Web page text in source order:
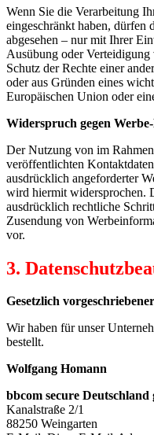
Wenn Sie die Verarbeitung
eingeschränkt haben, dürfen
abgesehen – nur mit Ihrer
Ausübung oder Verteidigung
Schutz der Rechte einer
oder aus Gründen eines
Europäischen Union oder
Widerspruch gegen
Der Nutzung von im
veröffentlichten
ausdrücklich angeforderter
wird hiermit widersprochen.
ausdrücklich rechtliche
Zusendung von
vor.
3.
Gesetzlich
Wir haben für unser
bestellt.
Wolfgang Homann
bbcom secure Deutschland
Kanalstraße 2/1
88250 Weingarten